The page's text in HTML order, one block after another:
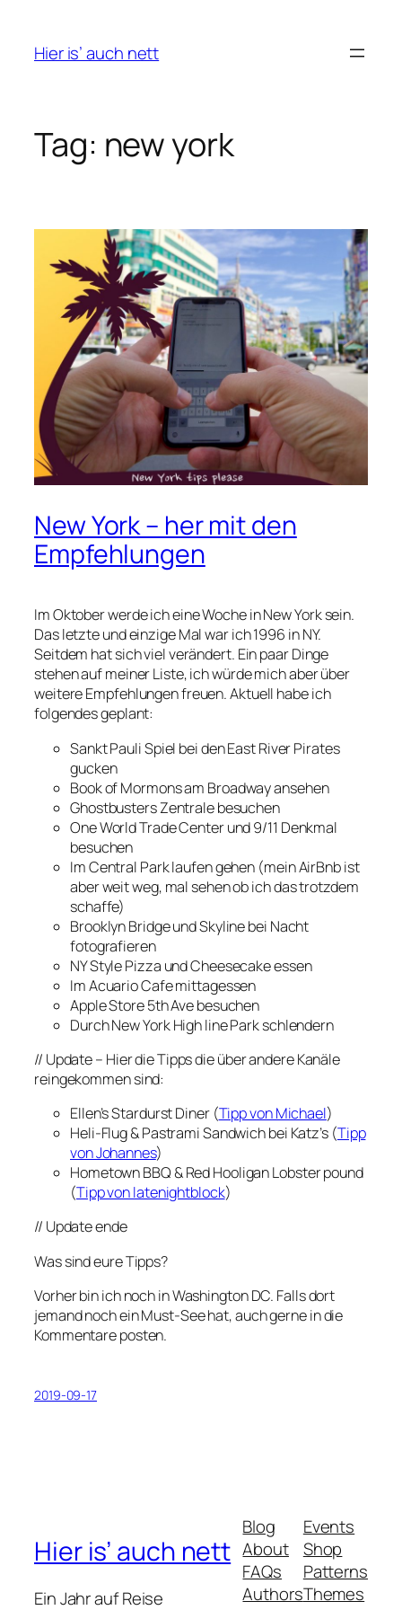
content
Hier is’ auch nett
Tag: new york
New York – her mit den
Empfehlungen
Im Oktober werde ich eine Woche in New York sein.
Das letzte und einzige Mal war ich 1996 in NY.
Seitdem hat sich viel verändert. Ein paar Dinge
stehen auf meiner Liste, ich würde mich aber über
weitere Empfehlungen freuen. Aktuell habe ich
folgendes geplant:
Sankt Pauli Spiel bei den East River Pirates
gucken
Book of Mormons am Broadway ansehen
Ghostbusters Zentrale besuchen
One World Trade Center und 9/11 Denkmal
besuchen
Im Central Park laufen gehen (mein AirBnb ist
aber weit weg, mal sehen ob ich das trotzdem
schaffe)
Brooklyn Bridge und Skyline bei Nacht
fotografieren
NY Style Pizza und Cheesecake essen
Im Acuario Cafe mittagessen
Apple Store 5th Ave besuchen
Durch New York High line Park schlendern
// Update – Hier die Tipps die über andere Kanäle
reingekommen sind:
Ellen’s Stardurst Diner (Tipp von Michael)
Heli-Flug & Pastrami Sandwich bei Katz’s (Tipp
von Johannes)
Hometown BBQ & Red Hooligan Lobster pound
(Tipp von latenightblock)
// Update ende
Was sind eure Tipps?
Vorher bin ich noch in Washington DC. Falls dort
jemand noch ein Must-See hat, auch gerne in die
Kommentare posten.
2019-09-17
Hier is’ auch nett
Ein Jahr auf Reise
Blog
About
FAQs
Authors
Events
Shop
Patterns
Themes